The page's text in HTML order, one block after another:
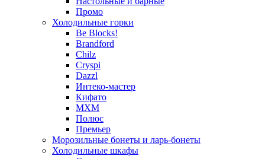
Промо
Холодильные горки
Be Blocks!
Brandford
Chilz
Cryspi
Dazzl
Интеко-мастер
Кифато
МХМ
Полюс
Премьер
Морозильные бонеты и ларь-бонеты
Холодильные шкафы